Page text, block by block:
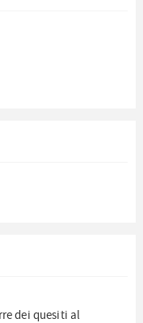
dei quesiti al